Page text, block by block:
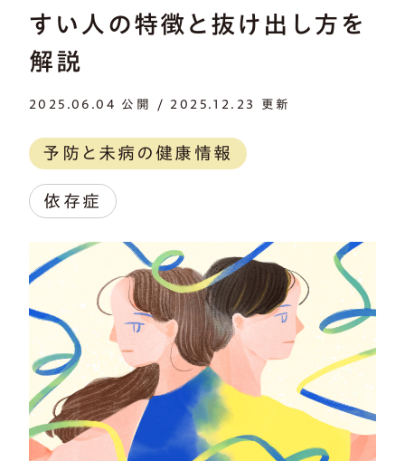
すい人の特徴と抜け出し方を
解説
2025.06.04 公開 / 2025.12.23 更新
予防と未病の健康情報
依存症